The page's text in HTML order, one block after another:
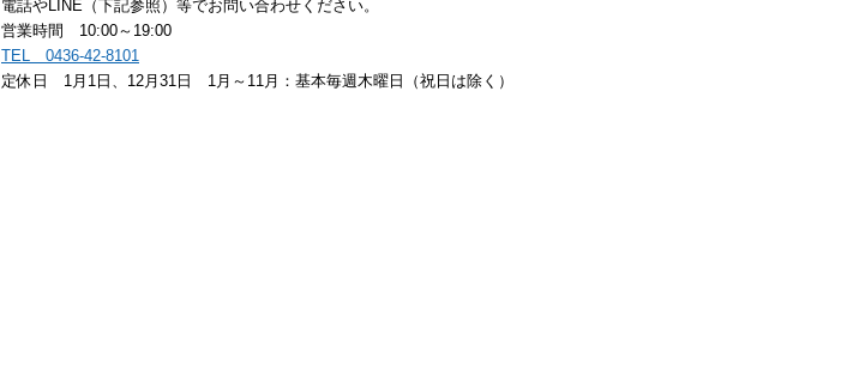
電話やLINE（下記参照）等でお問い合わせください。
営業時間 10:00～19:00
TEL 0436-42-8101
定休日 1月1日、12月31日 1月～11月：基本毎週木曜日（祝日は除く）